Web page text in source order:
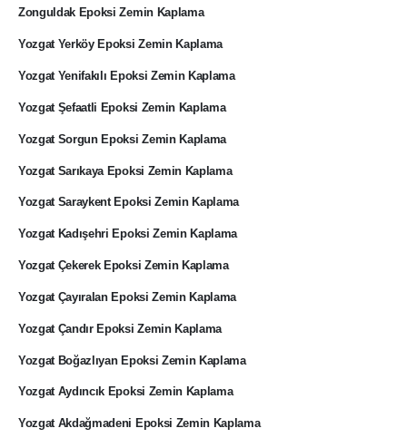
Zonguldak Epoksi Zemin Kaplama
Yozgat Yerköy Epoksi Zemin Kaplama
Yozgat Yenifakılı Epoksi Zemin Kaplama
Yozgat Şefaatli Epoksi Zemin Kaplama
Yozgat Sorgun Epoksi Zemin Kaplama
Yozgat Sarıkaya Epoksi Zemin Kaplama
Yozgat Saraykent Epoksi Zemin Kaplama
Yozgat Kadışehri Epoksi Zemin Kaplama
Yozgat Çekerek Epoksi Zemin Kaplama
Yozgat Çayıralan Epoksi Zemin Kaplama
Yozgat Çandır Epoksi Zemin Kaplama
Yozgat Boğazlıyan Epoksi Zemin Kaplama
Yozgat Aydıncık Epoksi Zemin Kaplama
Yozgat Akdağmadeni Epoksi Zemin Kaplama